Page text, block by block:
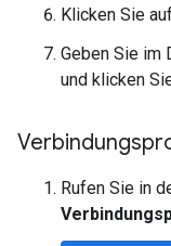
Klicken Sie
Geben Sie im
und klicken
Rufen Sie in